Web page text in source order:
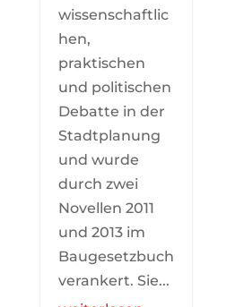
wissenschaftlic
hen,
praktischen
und politischen
Debatte in der
Stadtplanung
und wurde
durch zwei
Novellen 2011
und 2013 im
Baugesetzbuch
verankert. Sie...